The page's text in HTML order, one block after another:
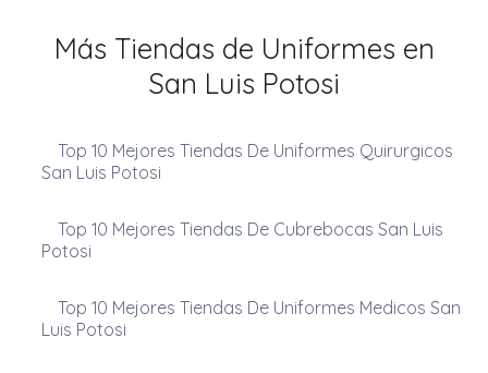
Más Tiendas de Uniformes en
San Luis Potosi
Top 10 Mejores Tiendas De Uniformes Quirurgicos
San Luis Potosi
Top 10 Mejores Tiendas De Cubrebocas San Luis
Potosi
Top 10 Mejores Tiendas De Uniformes Medicos San
Luis Potosi